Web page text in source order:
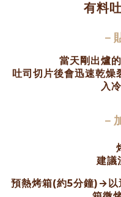
有料
－
當天剛出爐
吐司切片後會迅速乾燥
入
－
建議
預熱烤箱(約5分鐘)→以